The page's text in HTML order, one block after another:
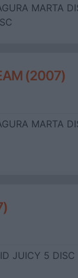
MARTA
(2007)
MARTA
JUICY 5 DISC